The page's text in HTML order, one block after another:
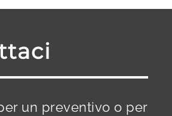
un preventivo o per